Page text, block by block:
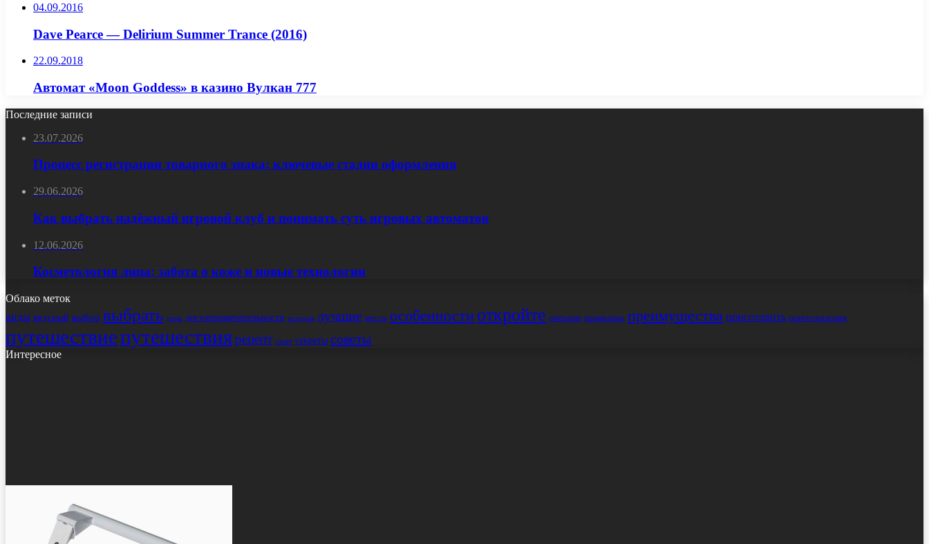
04.09.2016
Dave Pearce — Delirium Summer Trance (2016)
22.09.2018
Автомат «Moon Goddess» в казино Вулкан 777
Последние записи
23.07.2026
Процесс регистрации товарного знака: ключевые стадии оформления
29.06.2026
Как выбрать надёжный игровой клуб и понимать суть игровых автоматов
12.06.2026
Косметология лица: забота о коже и новые технологии
Облако меток
виды вкусный выбор выбрать дома достопримечательности история лучшие места особенности откройте открытие правильно преимущества приготовить приготовления
путешествиепутешествиярецепт салат секреты советы
Интересное